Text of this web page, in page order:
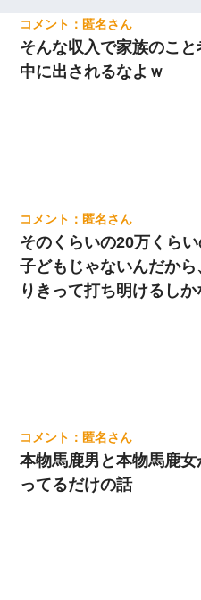
匿名
そんな収入で家族のこ
中に出されるなよｗ
匿名
そのくらいの20万くらい
子どもじゃないんだか
りきって打ち明けるしか
匿名
本物馬鹿男と本物馬鹿
ってるだけの話